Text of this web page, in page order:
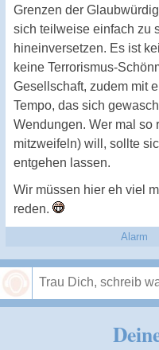
Grenzen der
sich teilweise einfach zu
hineinversetzen. Es ist
keine Terrorismus-
Gesellschaft, zudem mit
Tempo, das sich
Wendungen. Wer mal so
mitzweifeln) will, sollte
entgehen lassen.
Wir müssen hier eh viel
reden.
Alarm